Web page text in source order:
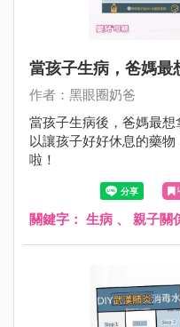
當孩子生病，爸媽最
作者：黑眼圈奶爸
當孩子生病後，爸媽最
以讓孩子好好休息的藥
啦！
關鍵字： 生病 、 親子關